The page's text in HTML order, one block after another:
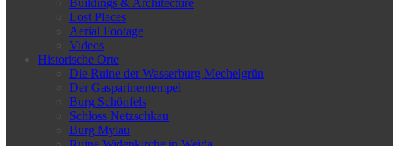
Lost Places
Aerial Footage
Videos
Historische Orte
Die Ruine der Wasserburg Mechelgrün
Der Gasparinentempel
Burg Schönfels
Schloss Netzschkau
Burg Mylau